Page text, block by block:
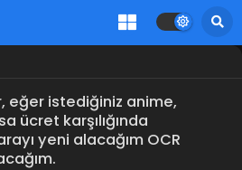
eğer istediğiniz anime,
ücret karşılığında
yeni alacağım OCR